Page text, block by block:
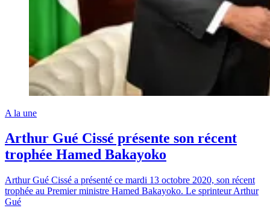
A la une
Arthur Gué Cissé présente son récent
trophée Hamed Bakayoko
Arthur Gué Cissé a présenté ce mardi 13 octobre 2020, son récent
trophée au Premier ministre Hamed Bakayoko. Le sprinteur Arthur
Gué